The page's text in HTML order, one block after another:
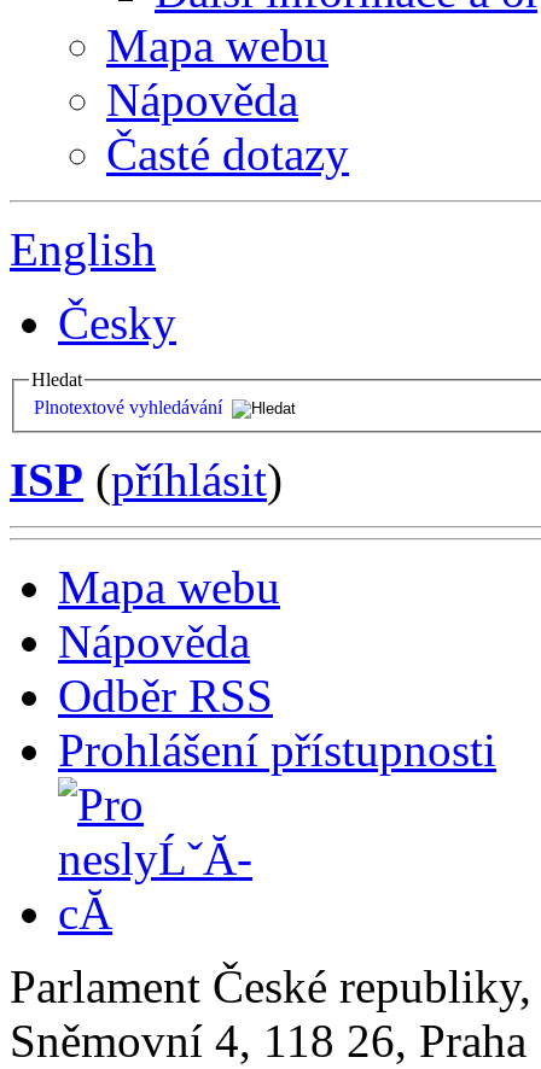
Mapa webu
Nápověda
Časté dotazy
English
Česky
Hledat
Plnotextové vyhledávání
ISP (příhlásit)
Mapa webu
Nápověda
Odběr RSS
Prohlášení přístupnosti
Parlament České
Sněmovní 4, 118 26,